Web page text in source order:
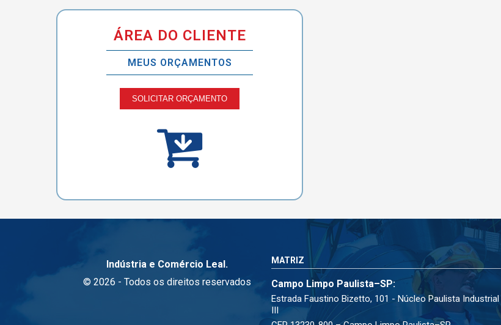
ÁREA DO CLIENTE
MEUS ORÇAMENTOS
SOLICITAR ORÇAMENTO
Indústria e Comércio Leal.
© 2026 - Todos os direitos reservados
MATRIZ
Campo Limpo Paulista–SP:
Estrada Faustino Bizetto, 101 - Núcleo Paulista Industrial
III